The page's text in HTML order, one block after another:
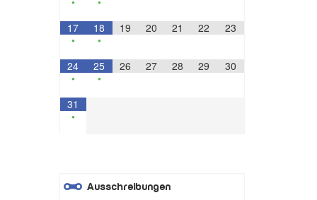
17
•
18
•
19 20 21 22 23
24
•
25
•
26 27 28 29 30
31
•
Ausschreibungen